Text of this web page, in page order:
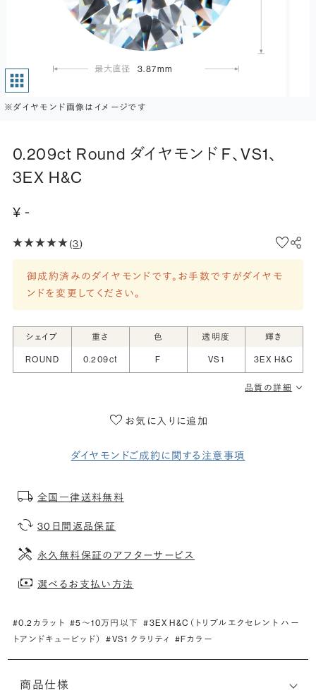
3.87mm
※ダイヤモンド画像はイメージです
0.209ct Round ダイヤモンド F、VS1、
3EX H&C
¥ -
(3)
御成約済みのダイヤモンドです。お手数ですがダイヤモ
ンドを変更してください。
シェイプ 重さ 色 透明度 輝き
ROUND 0.209ct F VS1 3EX H&C
品質の詳細
お気に入りに追加
ダイヤモンドご成約に関する注意事項
全国一律送料無料
30日間返品保証
永久無料保証のアフターサービス
選べるお支払い方法
#0.2カラット #5〜10万円以下 #3EX H&C（トリプルエクセレント ハー
トアンドキューピッド）
#VS1 クラリティ #Fカラー
商品仕様